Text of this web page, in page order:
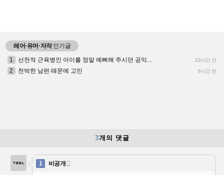
레어·유머·자작인기글
1
선천적 근육병인 아이를 정말 예뻐해 주시던 공익... 22시간 전
2 천박한 남편 때문에 고민 6시간 전
3개의 댓글
1 비공개 